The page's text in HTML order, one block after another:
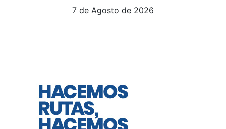
7 de Agosto de 2026